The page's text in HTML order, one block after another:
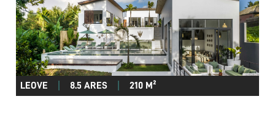
LEOVE 8.5 ARES 210 M²